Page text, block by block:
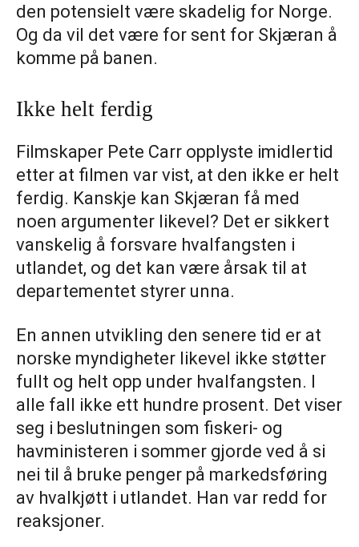
den potensielt være skadelig for Norge.
Og da vil det være for sent for Skjæran å
komme på banen.
Ikke helt ferdig
Filmskaper Pete Carr opplyste imidlertid
etter at filmen var vist, at den ikke er helt
ferdig. Kanskje kan Skjæran få med
noen argumenter likevel? Det er sikkert
vanskelig å forsvare hvalfangsten i
utlandet, og det kan være årsak til at
departementet styrer unna.
En annen utvikling den senere tid er at
norske myndigheter likevel ikke støtter
fullt og helt opp under hvalfangsten. I
alle fall ikke ett hundre prosent. Det viser
seg i beslutningen som fiskeri- og
havministeren i sommer gjorde ved å si
nei til å bruke penger på markedsføring
av hvalkjøtt i utlandet. Han var redd for
reaksjoner.